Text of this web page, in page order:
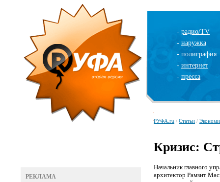
- радио/TV
- наружка
- полиграфия
- интернет
- пресса
РЕКЛАМА
РУФА.ru / Статьи /
Кризис:
Начальник главного
архитектор Рамзит